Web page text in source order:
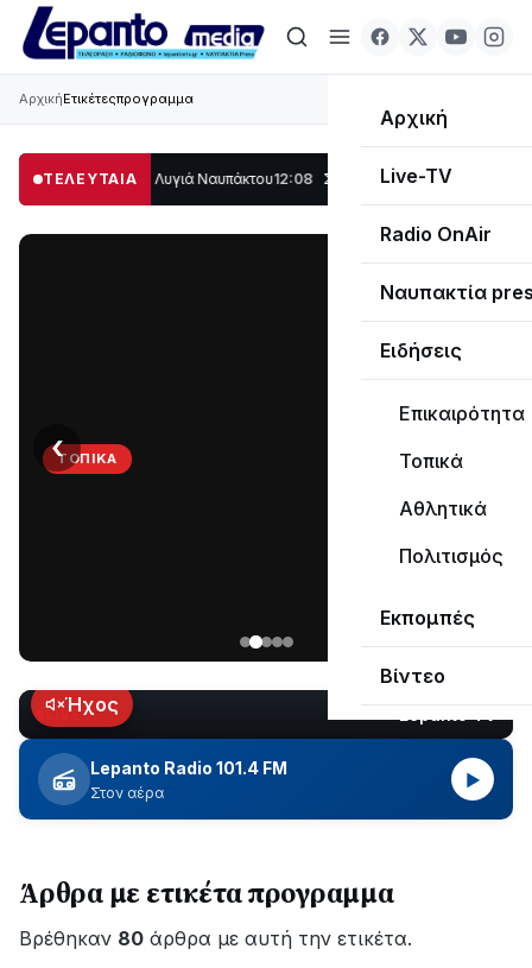
Αρχική
Live-TV
Radio OnAir
Ναυπακτία
Ειδήσεις
Επικαιρότητα
Τοπικά
Αθλητικά
Πολιτισμός
Εκπομπές
Βίντεο
ΑρχικήΕτικέτεςπρογραμμα
ΤΕΛΕΥΤΑΙΑ
μέρος στο Λυγιά Ναυπάκτου12:08 Σε τροχιά υλοποίησης η Παράκαμψη
ΤΟΠΙΚΆ
Ναυπάκτου
εδώ
και
περίπου
δύο
ώρες
εξέλιξη
οι
εργασίες
‹
LIVEΉχος
Lepanto Radio 101.4 FM
Στον αέρα
▶
Άρθρα με ετικέτα προγραμμα
Βρέθηκαν 80 άρθρα με αυτή την ετικέτα.